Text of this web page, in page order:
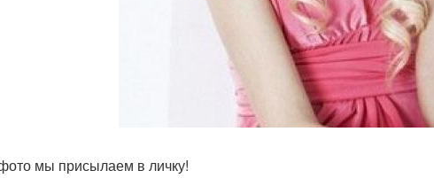
мы присылаем в личку!